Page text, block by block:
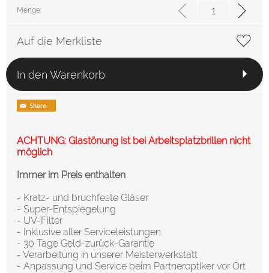
Menge:
Auf die Merkliste
In den Warenkorb
ACHTUNG: Glastönung ist bei Arbeitsplatzbrillen nicht
möglich
Immer im Preis enthalten
- Kratz- und bruchfeste Gläser
- Super-Entspiegelung
- UV-Filter
- Inklusive aller Serviceleistungen
- 30 Tage Geld-zurück-Garantie
- Verarbeitung in unserer Meisterwerkstatt
- Anpassung und Service beim Partneroptiker vor Ort